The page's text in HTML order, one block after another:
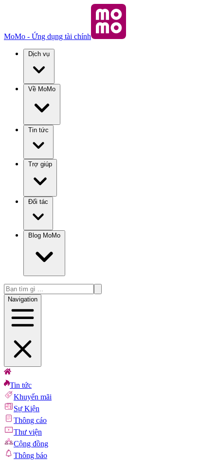
MoMo - Ứng dụng tài chính
Dịch vụ
Về MoMo
Tin tức
Trợ giúp
Đối tác
Blog MoMo
Navigation
Tin tức
Khuyến mãi
Sự Kiện
Thông cáo
Thư viện
Cộng đồng
Thông báo